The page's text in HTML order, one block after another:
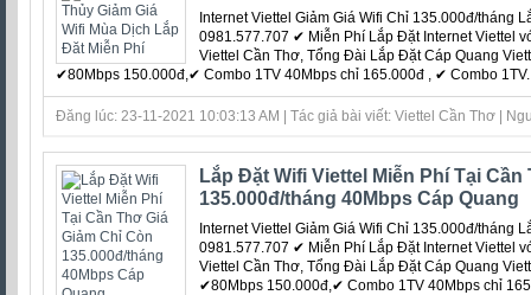
Internet Viettel Giảm Giá Wifi Chỉ 135.000đ/
0981.577.707 ✔ Miễn Phí Lắp Đặt Internet Viettel
Viettel Cần Thơ, Tổng Đài Lắp Đặt Cáp Quang
✔80Mbps 150.000đ,✔ Combo 1TV 40Mbps chỉ 165.000đ , ✔ Combo
Đăng lúc: 23-11-2021 10:03:13 AM | Tác giả bài viết: Viettel Cần Thơ |
Lắp Đặt Wifi Viettel Miễn Phí Tại Cần
135.000đ/tháng 40Mbps Cáp Quang
Internet Viettel Giảm Giá Wifi Chỉ 135.000đ/
0981.577.707 ✔ Miễn Phí Lắp Đặt Internet Viettel
Viettel Cần Thơ, Tổng Đài Lắp Đặt Cáp Quang
✔80Mbps 150.000đ,✔ Combo 1TV 40Mbps chỉ